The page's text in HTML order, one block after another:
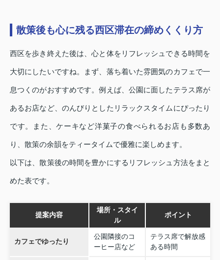
散策後も心に残る西区滞在の締めくくり方
西区を歩き終えた後は、心と体をリフレッシュできる時間を
大切にしたいですね。まず、落ち着いた雰囲気のカフェで一
息つくのがおすすめです。例えば、公園に面したテラス席が
あるお店など、のんびりとしたリラックスタイムにぴったり
です。また、ケーキなど洋菓子の食べられるお店も多数あ
り、散策の余韻をティータイムで優雅に楽しめます。
以下は、散策後の時間を豊かにするリフレッシュ方法をまと
めた表です。
提案内容
場所・スタイ
ル
ポイント
カフェでゆったり
公園隣接のコ
ーヒー店など
テラス席で解放感
ある時間